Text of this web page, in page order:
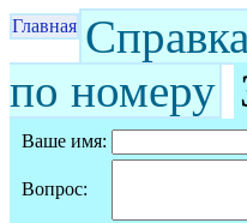
Главная Справка
по номеру
Ваше имя:
Вопрос: